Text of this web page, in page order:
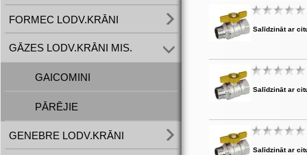
FORMEC LODV.KRĀNI
GĀZES LODV.KRĀNI MIS.
GAICOMINI
PĀRĒJIE
GENEBRE LODV.KRĀNI
Salīdzināt ar
Salīdzināt ar
Salīdzināt ar